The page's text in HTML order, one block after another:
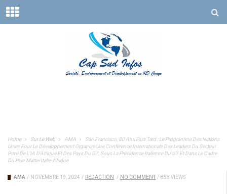
Home Sur Le Web AMA
San Francisco, 80 Ans Plus Tard : Le Programme Des Nations
Unies Pour Le Développement Organise Une Conférence Internationale Des Leaders Du Secteur
Privé De L’IA D’Afrique Et Des Pays Du G7, Sous La Présidence Italienne Du G7 Et Dans Le Cadre
Du Plan Mattei Italie-Afrique
AMA / NOVEMBRE 19, 2024 / RÉDACTION / NO COMMENT / 858 VIEWS